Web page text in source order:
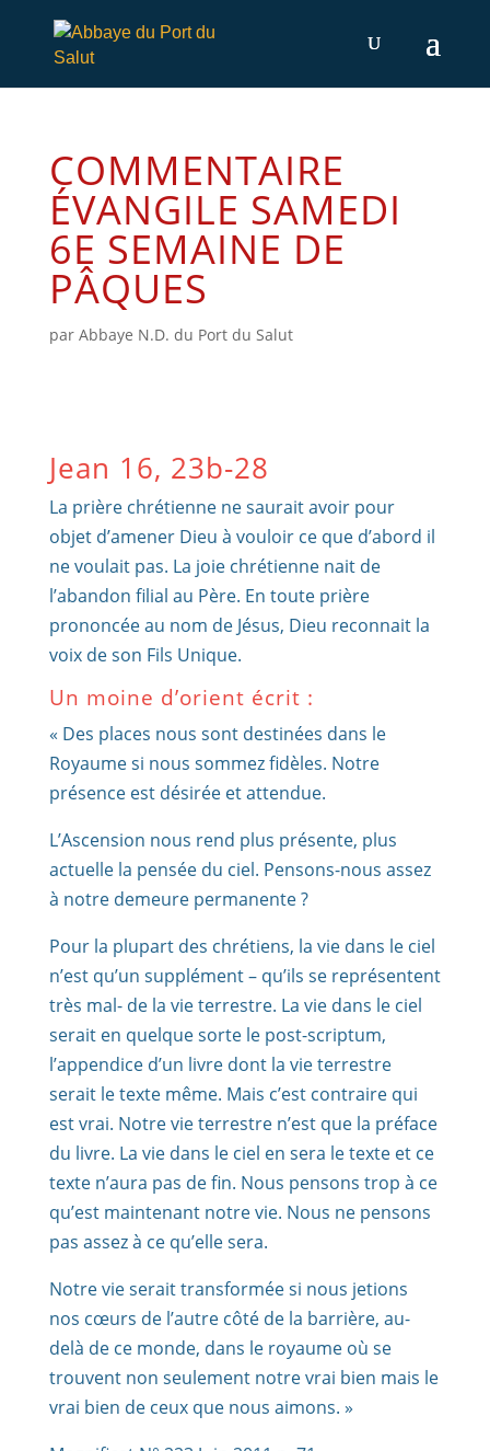
COMMENTAIRE
ÉVANGILE SAMEDI
6E SEMAINE DE
PÂQUES
par Abbaye N.D. du Port du Salut
Jean 16, 23b-28
La prière chrétienne ne saurait avoir pour
objet d’amener Dieu à vouloir ce que d’abord il
ne voulait pas. La joie chrétienne nait de
l’abandon filial au Père. En toute prière
prononcée au nom de Jésus, Dieu reconnait la
voix de son Fils Unique.
Un moine d’orient écrit :
« Des places nous sont destinées dans le
Royaume si nous sommez fidèles. Notre
présence est désirée et attendue.
L’Ascension nous rend plus présente, plus
actuelle la pensée du ciel. Pensons-nous assez
à notre demeure permanente ?
Pour la plupart des chrétiens, la vie dans le ciel
n’est qu’un supplément – qu’ils se représentent
très mal- de la vie terrestre. La vie dans le ciel
serait en quelque sorte le post-scriptum,
l’appendice d’un livre dont la vie terrestre
serait le texte même. Mais c’est contraire qui
est vrai. Notre vie terrestre n’est que la préface
du livre. La vie dans le ciel en sera le texte et ce
texte n’aura pas de fin. Nous pensons trop à ce
qu’est maintenant notre vie. Nous ne pensons
pas assez à ce qu’elle sera.
Notre vie serait transformée si nous jetions
nos cœurs de l’autre côté de la barrière, au-
delà de ce monde, dans le royaume où se
trouvent non seulement notre vrai bien mais le
vrai bien de ceux que nous aimons. »